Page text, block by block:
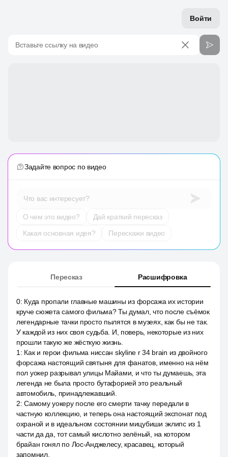
Войти
Вставьте ссылку на видео
Задайте вопрос по видео
Что вас интересует?
О чем это видео?
Дай краткий пересказ
Какая основная идея?
Перескажи видео
Пересказ Расшифровка
0: Куда пропали главные машины из форсажа их истории
круче сюжета самого фильма? Ты думал, что после съёмок
легендарные тачки просто пылятся в музеях, как бы не так.
У каждой из них своя судьба. И, поверь, некоторые из них
прошли такую же жёсткую жизнь.
1 : Как и герои фильма ниссан skyline r 34 brain из двойного
форсажа настоящий святыня для фанатов, именно на нём
пол уокер разрывал улицы Майами, и что ты думаешь, эта
легенда не была просто бутафорией это реальный
автомобиль, принадлежавший.
2:Самому уокеру после его смерти тачку передали в
частную коллекцию, и теперь она настоящий экспонат под
охраной и в идеальном состоянии мицубиши эклипс из 1
части да да, тот самый кислотно зелёный, на котором
брайан гонял по Лос-Анджелесу, красавец, который
запомнил.